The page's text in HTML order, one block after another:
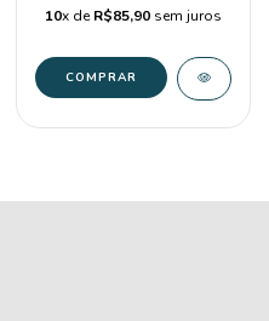
10x deR$85,90 sem juros